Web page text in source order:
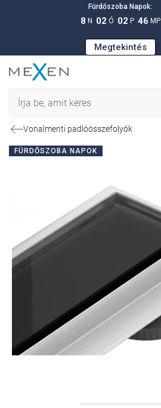
Fürdőszoba Napok:
8 N 02 Ó 02 P 45 MP
Megtekintés
Vonalmenti padlóösszefolyók
FÜRDŐSZOBA NAPOK